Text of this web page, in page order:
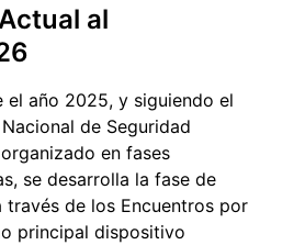
al
el año 2025, y siguiendo el
de Seguridad
en fases
se desarrolla la fase de
de los Encuentros por
principal dispositivo